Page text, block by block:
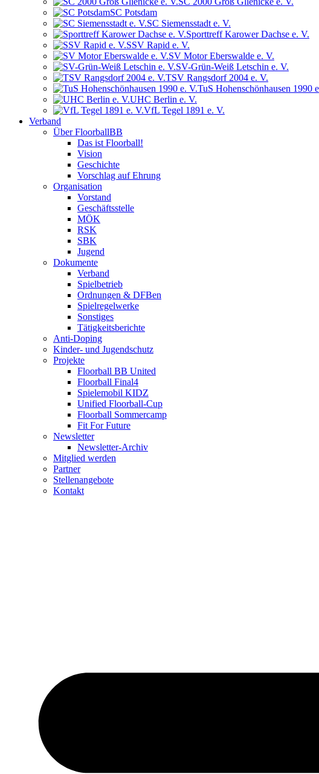
SC Potsdam
SC Siemensstadt e. V.
Sporttreff Karower Dachse e. V.
SSV Rapid e. V.
SV Motor Eberswalde e. V.
SV-Grün-Weiß Letschin e. V.
TSV Rangsdorf 2004 e. V.
TuS Hohenschönhausen 1990
UHC Berlin e. V.
VfL Tegel 1891 e. V.
Verband
Über FloorballBB
Das ist Floorball!
Vision
Geschichte
Vorschlag auf Ehrung
Organisation
Vorstand
Geschäftsstelle
MÖK
RSK
SBK
Jugend
Dokumente
Verband
Spielbetrieb
Ordnungen & DFBen
Spielregelwerke
Sonstiges
Tätigkeitsberichte
Anti-Doping
Kinder- und Jugendschutz
Projekte
Floorball BB United
Floorball Final4
Spielemobil KIDZ
Unified Floorball-Cup
Floorball Sommercamp
Fit For Future
Newsletter
Newsletter-Archiv
Mitglied werden
Partner
Stellenangebote
Kontakt